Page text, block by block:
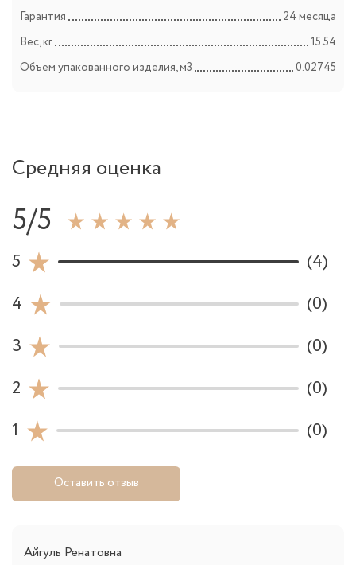
Гарантия
24 месяца
Вес, кг
15.54
Объем упакованного изделия, м3
0.02745
Средняя оценка
5/5
5
(4)
4
(0)
3
(0)
2
(0)
1
(0)
Оставить отзыв
Айгуль Ренатовна